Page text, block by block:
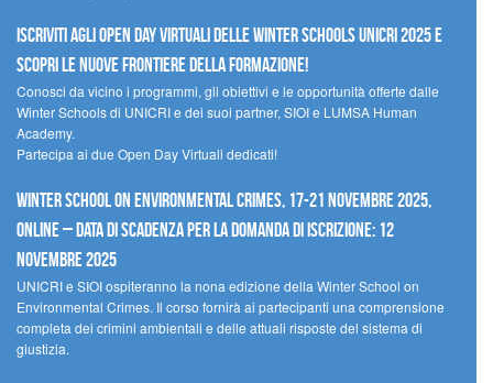
Iscriviti agli Open Day Virtuali delle Winter Schools UNICRI 2025 e
scopri le nuove frontiere della formazione!
Conosci da vicino i programmi, gli obiettivi e le opportunità offerte dalle
Winter Schools di UNICRI e dei suoi partner, SIOI e LUMSA Human
Academy.
Partecipa ai due Open Day Virtuali dedicati!
Winter School on Environmental Crimes, 17-21 novembre 2025,
Online – Data di scadenza per la domanda di iscrizione: 12
novembre 2025
UNICRI e SIOI ospiteranno la nona edizione della Winter School on
Environmental Crimes. Il corso fornirà ai partecipanti una comprensione
completa dei crimini ambientali e delle attuali risposte del sistema di
giustizia.